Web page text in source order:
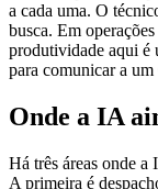
a cada uma. O
busca. Em
produtividade aqui é
para comunicar a
Onde a IA
Há três áreas onde
A primeira é